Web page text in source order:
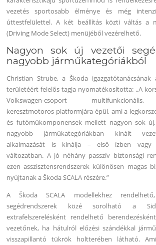
vezetés sportosabb élménye és még
úttestfelülettel. A két beállítás közti váltás a
(Driving Mode Select) menüjéből vezérelhető.
Nagyon sok új vezetői
nagyobb járműkategóriákból
Christian Strube, a Škoda igazgatótanácsának
területéért felelős tagja nyomatékosította: „A
Volkswagen-csoport multifunkcionális,
keresztmotoros platformjára épül, ami a
és futóműkomponensek mellett nagyon sok
nagyobb járműkategóriákban kínált
alkalmazását is kínálja – első ízben vagy
változatban. A jó néhány passzív biztonsági
ezen asszisztensrendszerek különösen magas
nyújtanak a Škoda SCALA részére.”
A Škoda SCALA modellekhez
segédrendszerek közé sorolható a
extrafelszerelésként rendelhető
vezetőnek, ha hátulról előzési szándékkal
visszapillantó tükrök holtterében látható.